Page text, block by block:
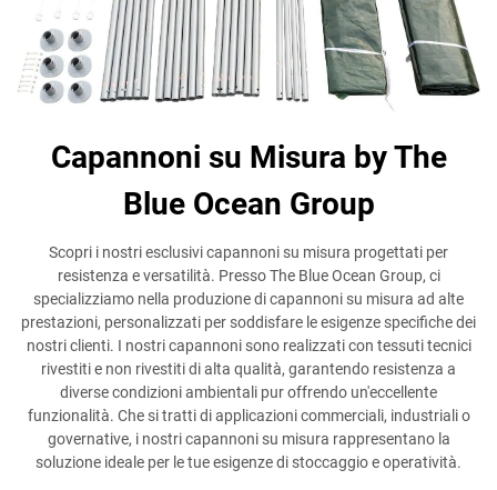
Capannoni su Misura by The
Blue Ocean Group
Scopri i nostri esclusivi capannoni su misura progettati per
resistenza e versatilità. Presso The Blue Ocean Group, ci
specializziamo nella produzione di capannoni su misura ad alte
prestazioni, personalizzati per soddisfare le esigenze specifiche dei
nostri clienti. I nostri capannoni sono realizzati con tessuti tecnici
rivestiti e non rivestiti di alta qualità, garantendo resistenza a
diverse condizioni ambientali pur offrendo un'eccellente
funzionalità. Che si tratti di applicazioni commerciali, industriali o
governative, i nostri capannoni su misura rappresentano la
soluzione ideale per le tue esigenze di stoccaggio e operatività.